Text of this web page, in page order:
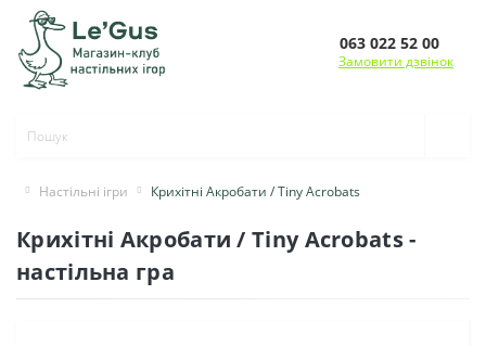
063 022 52 00
Замовити дзвінок
Настільні ігри Крихітні Акробати / Tiny Acrobats
Крихітні Акробати / Tiny Acrobats -
настільна гра